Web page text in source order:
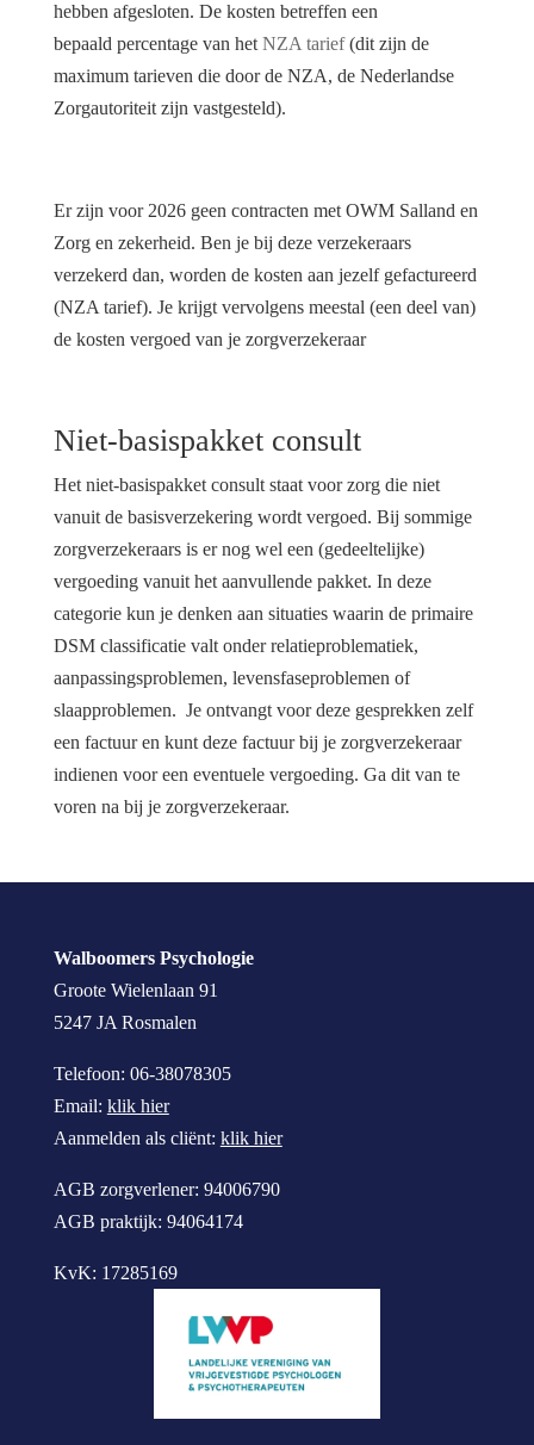
hebben afgesloten. De kosten betreffen een
bepaald percentage van het NZA tarief(dit zijn de
maximum tarieven die door de NZA, de Nederlandse
Zorgautoriteit zijn vastgesteld).
Er zijn voor 2026 geen contracten met OWM Salland en
Zorg en zekerheid. Ben je bij deze verzekeraars
verzekerd dan, worden de kosten aan jezelf gefactureerd
(NZA tarief). Je krijgt vervolgens meestal (een deel van)
de kosten vergoed van je zorgverzekeraar
Niet-basispakket consult
Het niet-basispakket consult staat voor zorg die niet
vanuit de basisverzekering wordt vergoed. Bij sommige
zorgverzekeraars is er nog wel een (gedeeltelijke)
vergoeding vanuit het aanvullende pakket. In deze
categorie kun je denken aan situaties waarin de primaire
DSM classificatie valt onder relatieproblematiek,
aanpassingsproblemen, levensfaseproblemen of
slaapproblemen. Je ontvangt voor deze gesprekken zelf
een factuur en kunt deze factuur bij je zorgverzekeraar
indienen voor een eventuele vergoeding. Ga dit van te
voren na bij je zorgverzekeraar.
Walboomers Psychologie
Groote Wielenlaan 91
5247 JA Rosmalen
Telefoon: 06-38078305
Email: klik hier
Aanmelden als cliënt: klik hier
AGB zorgverlener: 94006790
AGB praktijk: 94064174
KvK: 17285169